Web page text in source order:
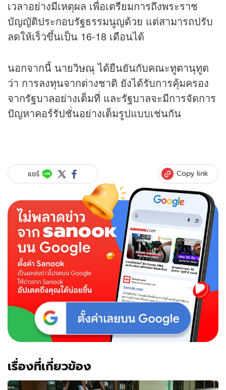
เวลาอย่างมีเหตุผล เพื่อเตรียมการถึงพระราช
บัญญัติประกอบรัฐธรรมนูญด้วย แต่สามารถปรับ
ลดให้เร็วขึ้นเป็น 16-18 เดือนได้
นอกจากนี้ นายวิษณุ ได้ยืนยันกับคณะทูตานุทูต
ว่า การลงทุนจากต่างชาติ ยังได้รับการคุ้มครอง
จากรัฐบาลอย่างเต็มที่ และรัฐบาลจะมีการจัดการ
ปัญหาคอร์รัปชั่นอย่างเต็มรูปแบบเช่นกัน
แชร์ Copy link
เรื่องที่เกี่ยวข้อง